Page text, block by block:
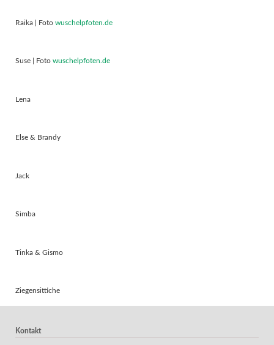
Raika | Foto wuschelpfoten.de
Suse | Foto wuschelpfoten.de
Lena
Else & Brandy
Jack
Simba
Tinka & Gismo
Ziegensittiche
Kontakt